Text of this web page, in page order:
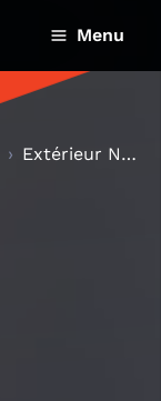
Menu
Extérieur Nuit : JUSTICE RÉPARATIVE, VENGEANCE EXP...